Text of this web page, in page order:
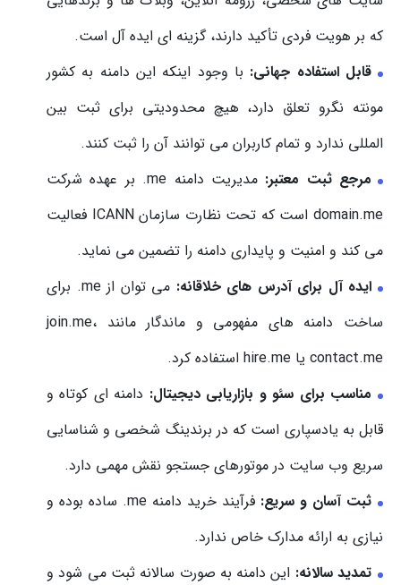
که بر هویت فردی تأکید دارند، گزینه ای ایده آل است.
قابل استفاده جهانی: با وجود اینکه این دامنه به کشور
مونته نگرو تعلق دارد، هیچ محدودیتی برای ثبت بین
المللی ندارد و تمام کاربران می توانند آن را ثبت کنند.
مرجع ثبت معتبر:
مدیریت دامنه ‎.me‎ بر عهده شرکت
domain.me است که تحت نظارت سازمان ICANN فعالیت
می کند و امنیت و پایداری دامنه را تضمین می نماید.
ایده آل برای آدرس های خلاقانه:
می توان از ‎.me‎ برای
ساخت دامنه های مفهومی و ماندگار مانند join.me،
contact.me یا hire.me استفاده کرد.
مناسب برای سئو و بازاریابی دیجیتال: دامنه ای کوتاه و
قابل به یادسپاری است که در برندینگ شخصی و شناسایی
سریع وب سایت در موتورهای جستجو نقش مهمی دارد.
ثبت آسان و سریع:
فرآیند خرید دامنه ‎.me‎ ساده بوده و
نیازی به ارائه مدارک خاص ندارد.
تمدید سالانه: این دامنه به صورت سالانه ثبت می شود و